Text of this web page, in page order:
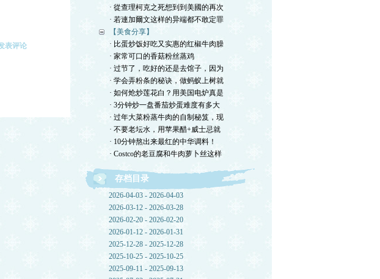
表评论
· 從查理柯克之死想到到美國的再次
· 若連加爾文这样的异端都不敢定罪
【美食分享】
· 比蛋炒饭好吃又实惠的红椒牛肉臊
· 家常可口的香菇粉丝蒸鸡
· 过节了，吃好的还是去馆子，因为
· 学会弄粉条的秘诀，做蚂蚁上树就
· 如何炝炒莲花白？用美国电炉真是
· 3分钟炒一盘番茄炒蛋难度有多大
· 过年大菜粉蒸牛肉的自制秘笈，现
· 不要老坛水，用苹果醋+威士忌就
· 10分钟熬出来最红的中华调料！
· Costco的老豆腐和牛肉萝卜丝这样
存档目录
2026-04-03 - 2026-04-03
2026-03-12 - 2026-03-28
2026-02-20 - 2026-02-20
2026-01-12 - 2026-01-31
2025-12-28 - 2025-12-28
2025-10-25 - 2025-10-25
2025-09-11 - 2025-09-13